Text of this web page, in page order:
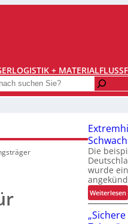
+ MATERIALFLUSS
Die
wurde
Weiterlesen:
x